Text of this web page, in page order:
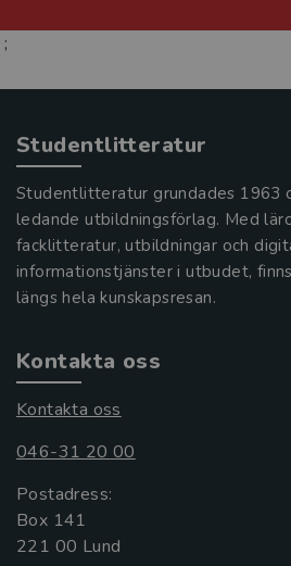
;
Studentlitteratur
Studentlitteratur grundades 1963
ledande utbildningsförlag. Med
facklitteratur, utbildningar och
informationstjänster i utbudet,
längs hela kunskapsresan.
Kontakta oss
Kontakta oss
046-31 20 00
Postadress:
Box 141
221 00 Lund